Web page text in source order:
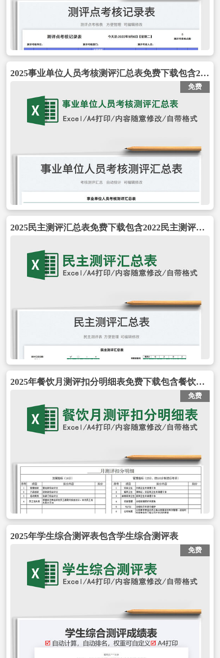
2025事业单位人员考核测评汇总表免费下载包含2022事业单位人员考核测评汇总表免费下载
免费
2025民主测评汇总表免费下载包含2022民主测评汇总表免费下载
2025年餐饮月测评扣分明细表免费下载包含餐饮月测评扣分明细表
免费
2025年学生综合测评表包含学生综合测评表
免费